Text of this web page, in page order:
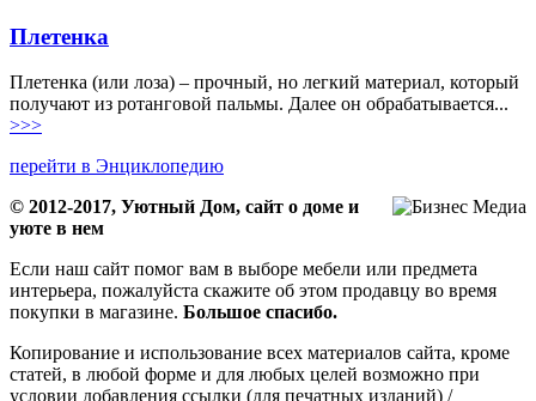
Плетенка
Плетенка (или лоза) – прочный, но легкий материал, который
получают из ротанговой пальмы. Далее он обрабатывается...
>>>
перейти в Энциклопедию
© 2012-2017, Уютный Дом, сайт о доме и
уюте в нем
Если наш сайт помог вам в выборе мебели или предмета
интерьера, пожалуйста скажите об этом продавцу во время
покупки в магазине. Большое спасибо.
Копирование и использование всех материалов сайта, кроме
статей, в любой форме и для любых целей возможно при
условии добавления ссылки (для печатных изданий) /